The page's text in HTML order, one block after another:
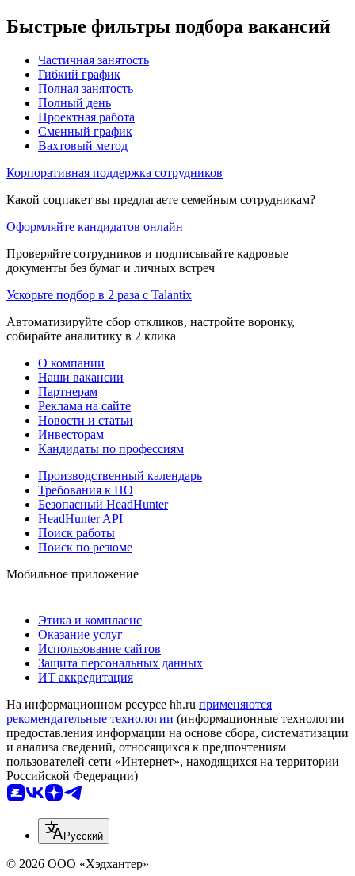
Быстрые фильтры подбора вакансий
Частичная занятость
Гибкий график
Полная занятость
Полный день
Проектная работа
Сменный график
Вахтовый метод
Корпоративная поддержка сотрудников
Какой соцпакет вы предлагаете семейным сотрудникам?
Оформляйте кандидатов онлайн
Проверяйте сотрудников и подписывайте кадровые
документы без бумаг и личных встреч
Ускорьте подбор в 2 раза с Talantix
Автоматизируйте сбор откликов, настройте воронку,
собирайте аналитику в 2 клика
О компании
Наши вакансии
Партнерам
Реклама на сайте
Новости и статьи
Инвесторам
Кандидаты по профессиям
Производственный календарь
Требования к ПО
Безопасный HeadHunter
HeadHunter API
Поиск работы
Поиск по резюме
Мобильное приложение
Этика и комплаенс
Оказание услуг
Использование сайтов
Защита персональных данных
ИТ аккредитация
На информационном ресурсе hh.ru применяются
рекомендательные технологии (информационные технологии
предоставления информации на основе сбора, систематизации
и анализа сведений, относящихся к предпочтениям
пользователей сети «Интернет», находящихся на территории
Российской Федерации)
Русский
© 2026 ООО «Хэдхантер»